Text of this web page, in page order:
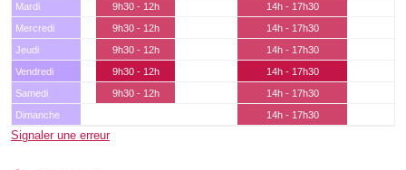
Mardi
9h30 - 12h
14h - 17h30
Mercredi
9h30 - 12h
14h - 17h30
Jeudi
9h30 - 12h
14h - 17h30
Vendredi
9h30 - 12h
14h - 17h30
Samedi
9h30 - 12h
14h - 17h30
Dimanche
14h - 17h30
Signaler une erreur